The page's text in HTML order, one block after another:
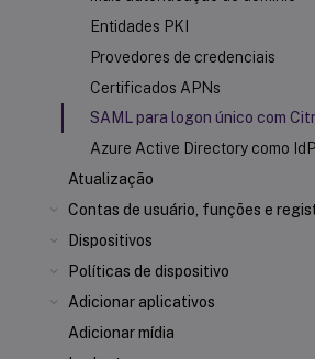
Entidades PKI
Provedores de credenciais
Certificados APNs
SAML para logon único com
Azure Active Directory como IdP
Atualização
Contas de usuário, funções e
Dispositivos
Políticas de dispositivo
Adicionar aplicativos
Adicionar mídia